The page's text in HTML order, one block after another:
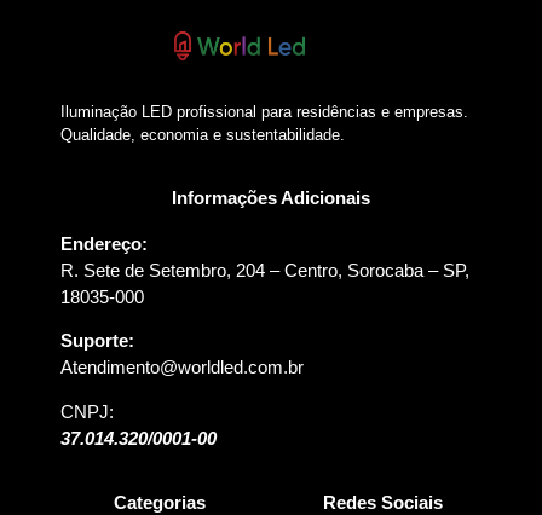
Iluminação LED profissional para residências e empresas.
Qualidade, economia e sustentabilidade.
Informações Adicionais
Endereço:
R. Sete de Setembro, 204 – Centro, Sorocaba – SP,
18035-000
Suporte:
Atendimento@worldled.com.br
CNPJ:
37.014.320/0001-00
Categorias Redes Sociais